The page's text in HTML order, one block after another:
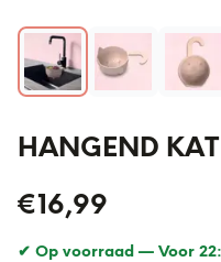
HANGEND KAT
€16,99
✔ Op voorraad — Voor